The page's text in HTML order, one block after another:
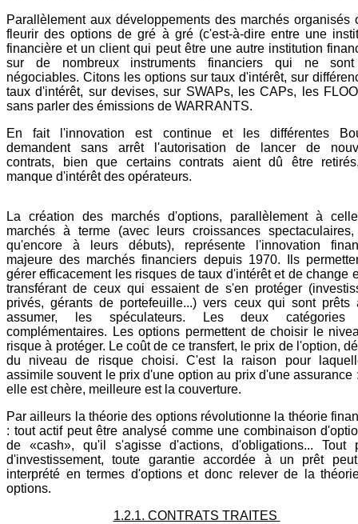
Parallèlement aux développements des marchés organisés
fleurir des options de gré à gré (c'est-à-dire entre une
financière et un client qui peut être une autre institution
sur de nombreux instruments financiers qui ne
négociables. Citons les options sur taux d'intérêt, sur
taux d'intérêt, sur devises, sur SWAPs, les CAPs, les
sans parler des émissions de WARRANTS.
En fait l'innovation est continue et les différentes
demandent sans arrêt l'autorisation de lancer de
contrats, bien que certains contrats aient dû être
manque d'intérêt des opérateurs.
La création des marchés d'options, parallèlement à
marchés à terme (avec leurs croissances
qu'encore à leurs débuts), représente l'innovation
majeure des marchés financiers depuis 1970. Ils
gérer efficacement les risques de taux d'intérêt et de change
transférant de ceux qui essaient de s'en protéger
privés, gérants de portefeuille...) vers ceux qui sont prêts
assumer, les spéculateurs. Les deux catégories
complémentaires. Les options permettent de choisir le
risque à protéger. Le coût de ce transfert, le prix de l'option,
du niveau de risque choisi. C'est la raison pour
assimile souvent le prix d'une option au prix d'une assurance
elle est chère, meilleure est la couverture.
Par ailleurs la théorie des options révolutionne la théorie
: tout actif peut être analysé comme une combinaison
de «cash», qu'il s'agisse d'actions, d'obligations... Tout
d'investissement, toute garantie accordée à un prêt
interprété en termes d'options et donc relever de la
options.
1.2.1. CONTRATS TRAITES